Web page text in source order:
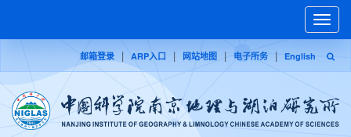
邮箱登录 | ARP入口 | 网站地图 | 电子所务 | English
Toggle